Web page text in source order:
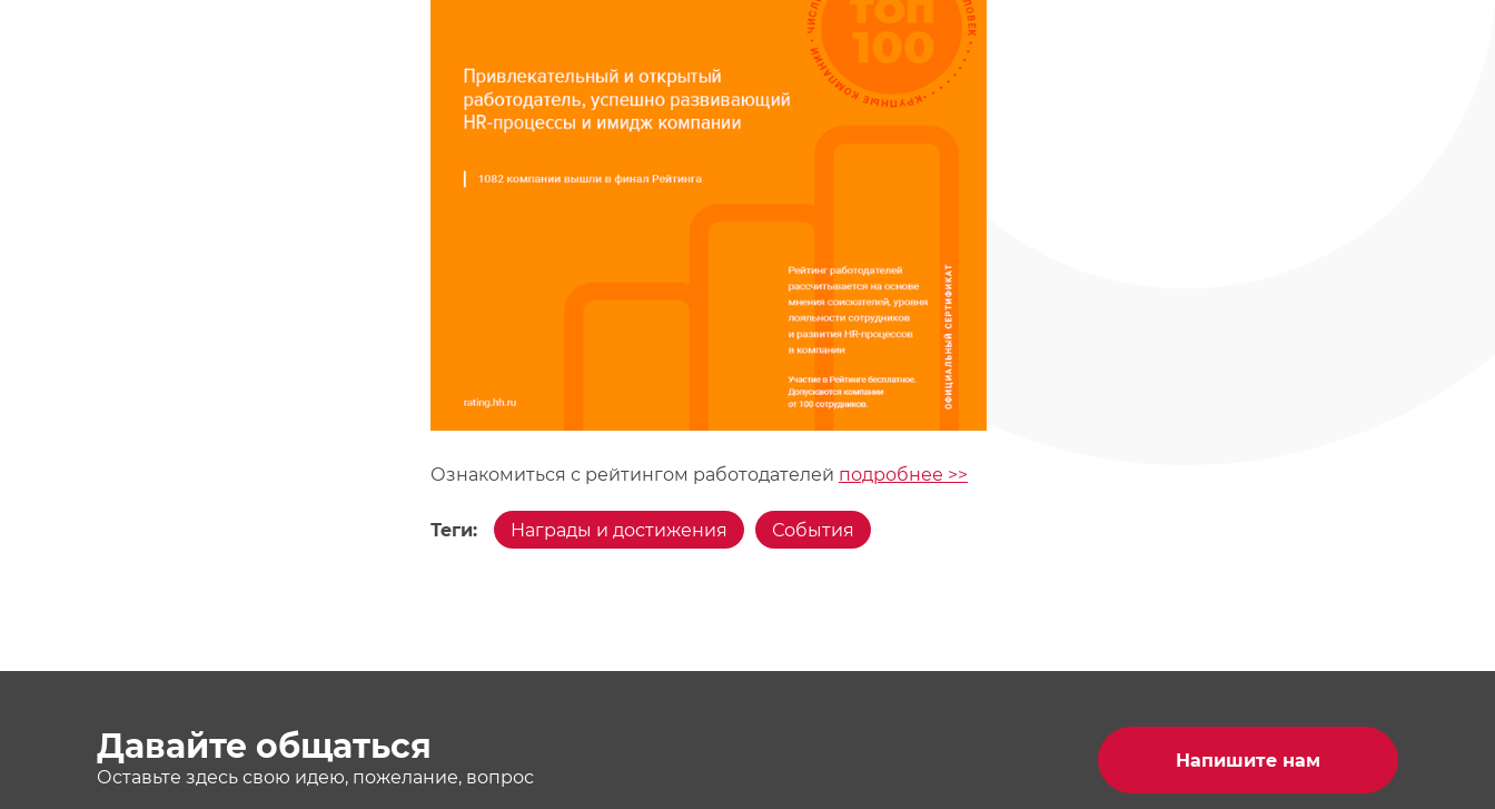
Ознакомиться с рейтингом работодателей подробнее >>
Теги: Награды и достижения События
Давайте общаться
Оставьте здесь свою идею, пожелание, вопрос
Напишите нам